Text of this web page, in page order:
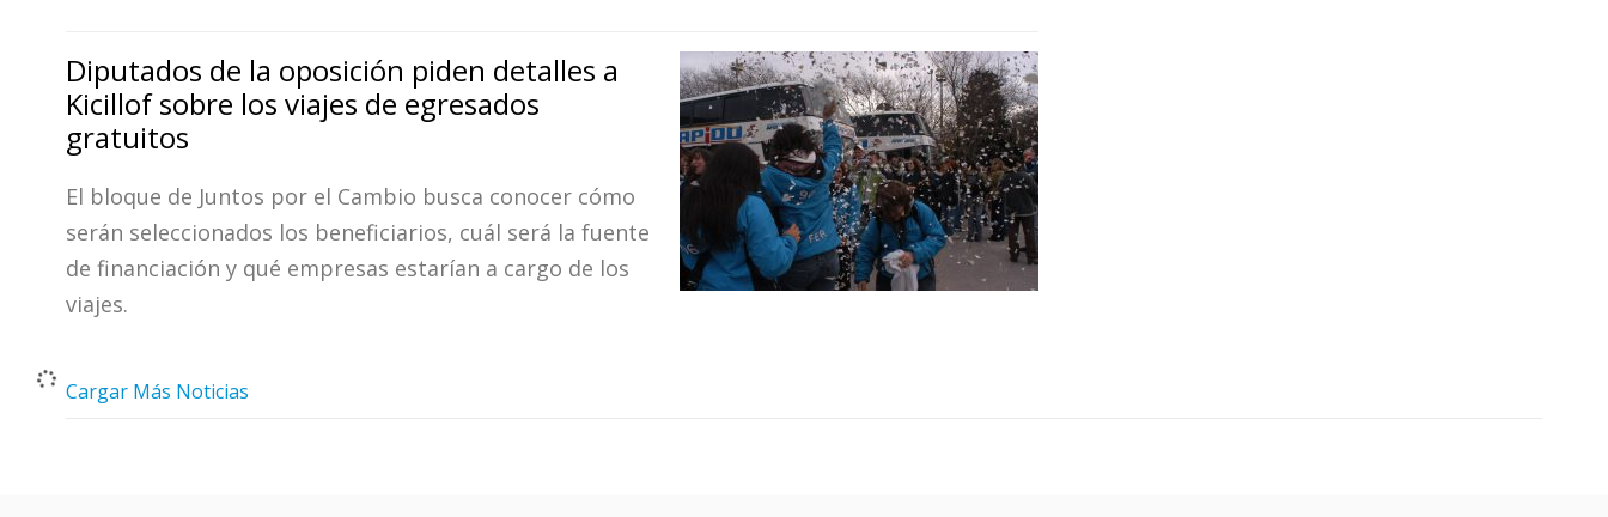
Diputados de la oposición piden detalles a
Kicillof sobre los viajes de egresados
gratuitos
El bloque de Juntos por el Cambio busca conocer cómo
serán seleccionados los beneficiarios, cuál será la fuente
de financiación y qué empresas estarían a cargo de los
viajes.
Cargar Más Noticias